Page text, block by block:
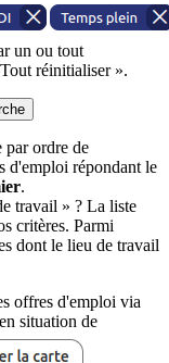
un ou tout
réinitialiser ».
par ordre de
d'emploi répondant le
.
travail » ? La liste
critères. Parmi
dont le lieu de travail
offres d'emploi via
situation de